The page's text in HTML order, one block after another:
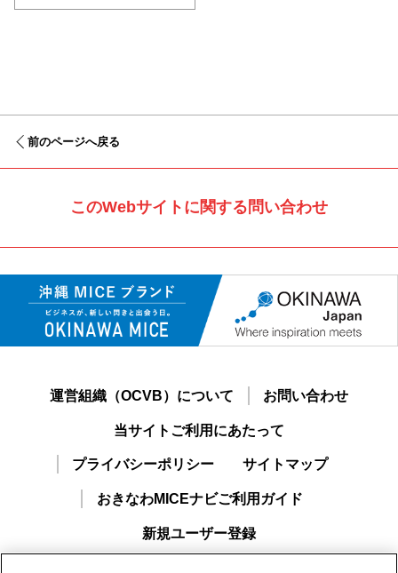
前のページへ戻る
このWebサイトに関する問い合わせ
運営組織（OCVB）について お問い合わせ
当サイトご利用にあたって
プライバシーポリシー サイトマップ
おきなわMICEナビご利用ガイド
新規ユーザー登録